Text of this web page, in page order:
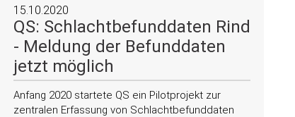
15.10.2020
QS: Schlachtbefunddaten Rind
- Meldung der Befunddaten
jetzt möglich
Anfang 2020 startete QS ein Pilotprojekt zur
zentralen Erfassung von Schlachtbefunddaten